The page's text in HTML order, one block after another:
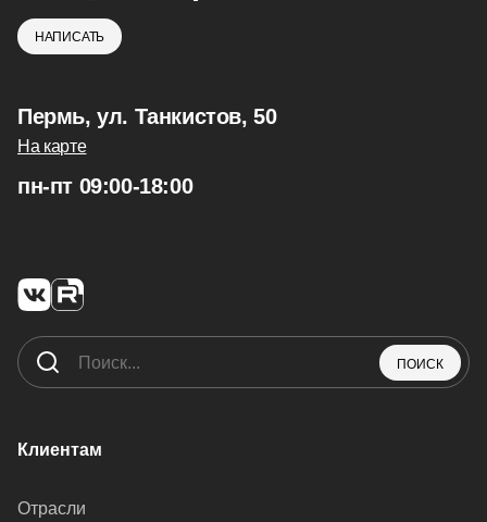
НАПИСАТЬ
Пермь, ул. Танкистов, 50
На карте
пн-пт 09:00-18:00
ПОИСК
Клиентам
Отрасли